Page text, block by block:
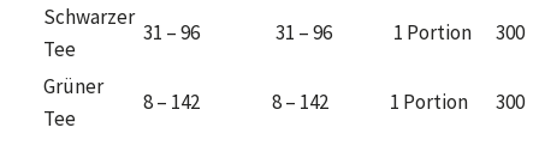
Schwarzer
Tee
31 – 96 31 – 96 1 Portion 300
Grüner
Tee
8 – 142 8 – 142 1 Portion 300